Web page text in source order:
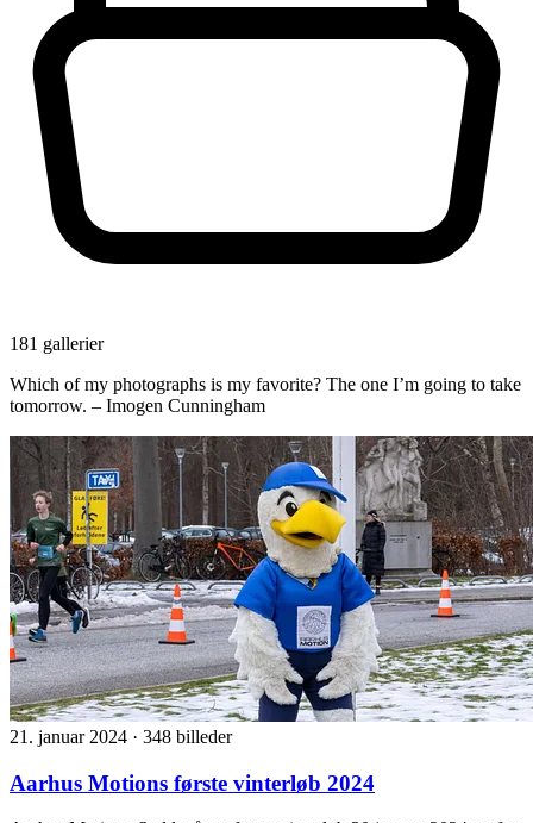
181 gallerier
Which of my photographs is my favorite? The one I’m going to take
tomorrow. – Imogen Cunningham
21. januar 2024 · 348 billeder
Aarhus Motions første vinterløb 2024